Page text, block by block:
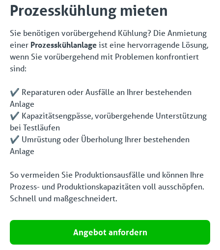
Prozesskühlung mieten
Sie benötigen vorübergehend Kühlung? Die Anmietung
einer Prozesskühlanlageist eine hervorragende Lösung,
wenn Sie vorübergehend mit Problemen konfrontiert
sind:
✔️ Reparaturen oder Ausfälle an Ihrer bestehenden
Anlage
✔️ Kapazitätsengpässe, vorübergehende Unterstützung
bei Testläufen
✔️ Umrüstung oder Überholung Ihrer bestehenden
Anlage
So vermeiden Sie Produktionsausfälle und können Ihre
Prozess- und Produktionskapazitäten voll ausschöpfen.
Schnell und maßgeschneidert.
Angebot anfordern